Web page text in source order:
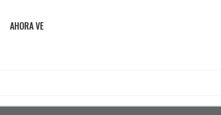
AHORA VE